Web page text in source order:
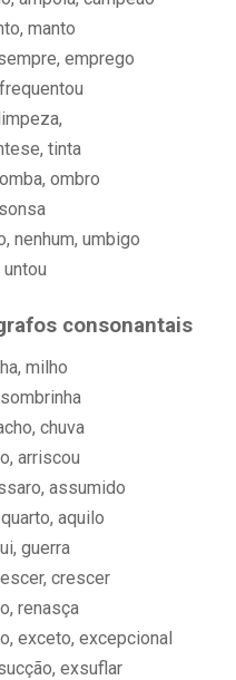
manto
emprego
tinta
ombro
nenhum, umbigo
consonantais
milho
chuva
arriscou
assumido
aquilo
guerra
crescer
renasça
exceto, excepcional
exsuflar